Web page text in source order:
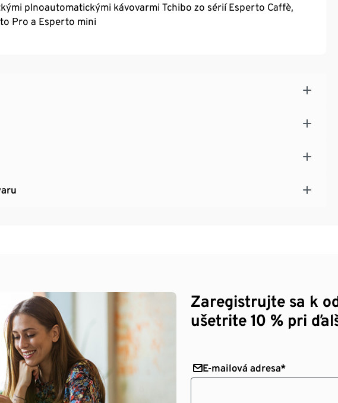
plnoautomatickými kávovarmi Tchibo zo sérií Esperto Caffè,
Pro a Esperto mini
Zaregistrujte sa k
ušetrite 10 % pri
E-mailová adresa*